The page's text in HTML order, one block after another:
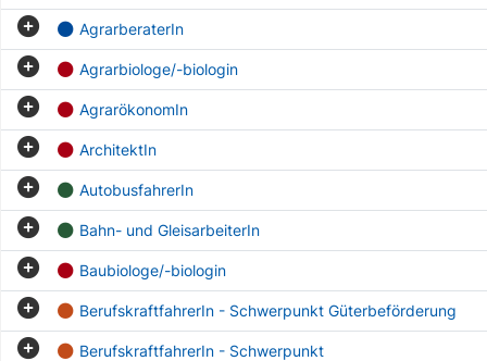
AgrarberaterIn
Agrarbiologe/-biologin
AgrarökonomIn
ArchitektIn
AutobusfahrerIn
Bahn- und GleisarbeiterIn
Baubiologe/-biologin
BerufskraftfahrerIn - Schwerpunkt Güterbeförderung
BerufskraftfahrerIn - Schwerpunkt